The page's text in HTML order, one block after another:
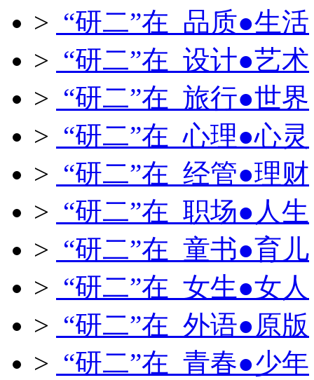
> “研二”在 品质●生活
> “研二”在 设计●艺术
> “研二”在 旅行●世界
> “研二”在 心理●心灵
> “研二”在 经管●理财
> “研二”在 职场●人生
> “研二”在 童书●育儿
> “研二”在 女生●女人
> “研二”在 外语●原版
> “研二”在 青春●少年